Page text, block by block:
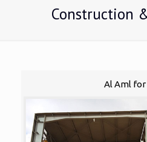
Construction
Al Aml for